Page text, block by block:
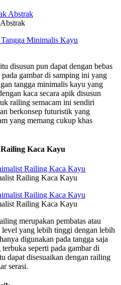
disusun pun dapat dengan bebas
gambar di samping ini yang
tangga minimalis kayu yang
kaca secara apik disusun
railing semacam ini sendiri
berkonsep futuristik yang
yang memang cukup khas
Kaca Kayu
Railing Kaca Kayu
Railing Kaca Kayu
merupakan pembatas atau
level yang lebih tinggi dengan lebih
digunakan pada tangga saja
seperti pada gambar di
dapat disesuaikan dengan railing
serasi.